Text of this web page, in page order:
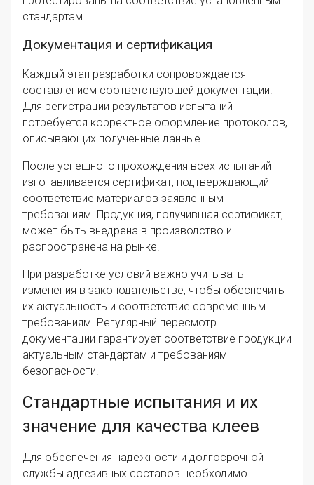
стандартам.
Документация и сертификация
Каждый этап разработки сопровождается
составлением соответствующей документации.
Для регистрации результатов испытаний
потребуется корректное оформление протоколов,
описывающих полученные данные.
После успешного прохождения всех испытаний
изготавливается сертификат, подтверждающий
соответствие материалов заявленным
требованиям. Продукция, получившая сертификат,
может быть внедрена в производство и
распространена на рынке.
При разработке условий важно учитывать
изменения в законодательстве, чтобы обеспечить
их актуальность и соответствие современным
требованиям. Регулярный пересмотр
документации гарантирует соответствие продукции
актуальным стандартам и требованиям
безопасности.
Стандартные испытания и их
значение для качества клеев
Для обеспечения надежности и долгосрочной
службы адгезивных составов необходимо